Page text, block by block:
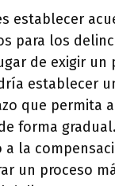
establecer
para los
de exigir un
establecer
que permita
forma
la
un proceso